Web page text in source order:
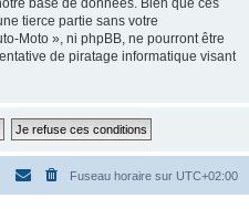
base de données. Bien que ces
tierce partie sans votre
Moto », ni phpBB, ne pourront être
de piratage informatique visant
Fuseau horaire sur UTC+02:00